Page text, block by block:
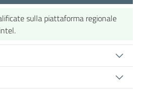
sulla piattaforma regionale